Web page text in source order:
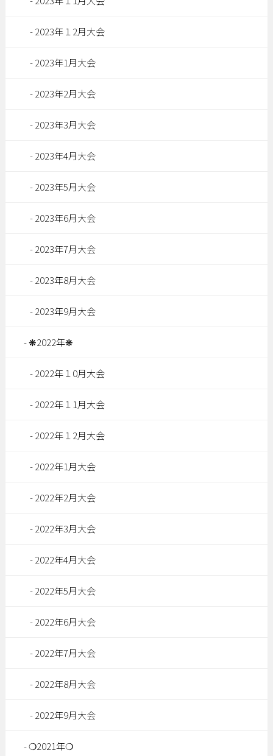
2023年１2月大会
2023年1月大会
2023年2月大会
2023年3月大会
2023年4月大会
2023年5月大会
2023年6月大会
2023年7月大会
2023年8月大会
2023年9月大会
❋2022年❋
2022年１0月大会
2022年１1月大会
2022年１2月大会
2022年1月大会
2022年2月大会
2022年3月大会
2022年4月大会
2022年5月大会
2022年6月大会
2022年7月大会
2022年8月大会
2022年9月大会
❍2021年❍